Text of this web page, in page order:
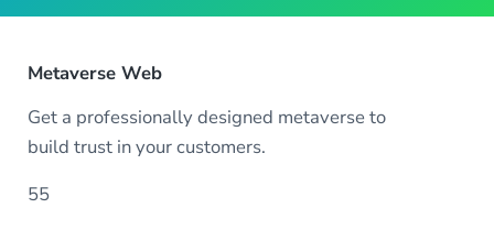
Metaverse Web
Get a professionally designed metaverse to
build trust in your customers.
55